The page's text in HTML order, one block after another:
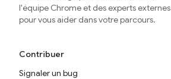
l'équipe Chrome et des experts externes
pour vous aider dans votre parcours.
Contribuer
Signaler un bug